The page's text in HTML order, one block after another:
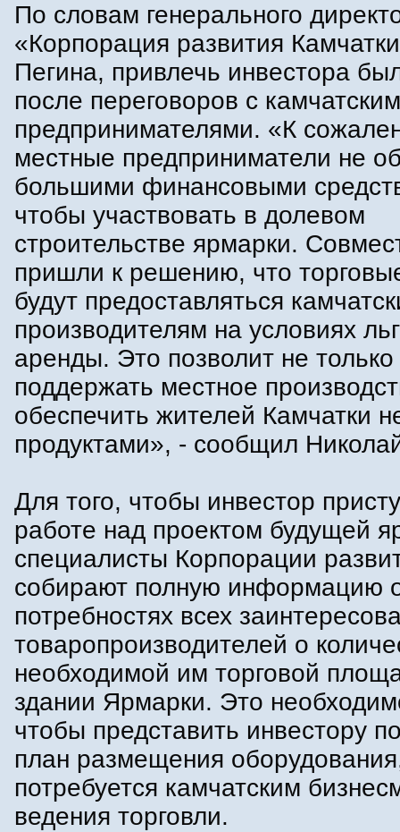
По словам генерального
«Корпорация развития
Пегина, привлечь инвестора
после переговоров с
предпринимателями. «К
местные предприниматели не
большими финансовыми
чтобы участвовать в долевом
строительстве ярмарки.
пришли к решению, что
будут предоставляться
производителям на условиях
аренды. Это позволит не только
поддержать местное
обеспечить жителей Камчатки
продуктами», - сообщил
Для того, чтобы инвестор
работе над проектом будущей
специалисты Корпорации
собирают полную информацию
потребностях всех
товаропроизводителей о
необходимой им торговой
здании Ярмарки. Это
чтобы представить инвестору
план размещения
потребуется камчатским
ведения торговли.